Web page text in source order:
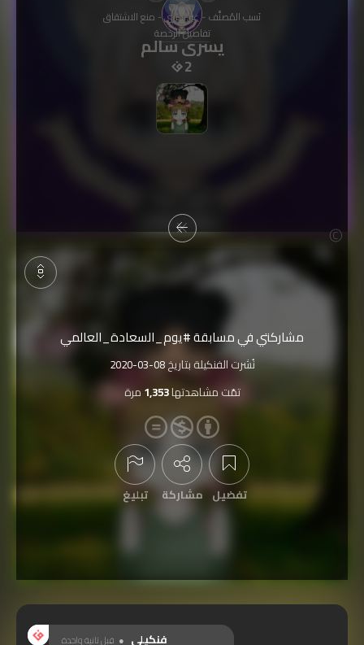
يسرى سالم
2
مشاركتي في مسابقة #يوم_السعادة_العالمي
نُشرت الفنكيلة بتاريخ2020-03-08
تمّت مشاهدتها1,353 مرة
تفضيل مشاركة تبليغ
نَسب المُصنَّف - غير تجاري - منع الاشتقاق
تفاصيل الرخصة
عرض التعليقات
فنكيلي قبل ثانية واحدة